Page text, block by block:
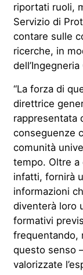
riportati ruoli,
Servizio di
contare sulle
ricerche, in
dell’Ingegneria
“La forza di
direttrice
rappresentata
conseguenze
comunità
tempo. Oltre a
infatti, fornirà
informazioni
diventerà loro
formativi
frequentando,
questo senso
valorizzate